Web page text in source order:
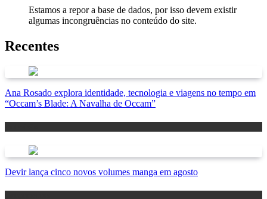
Estamos a repor a base de dados, por isso devem existir
algumas incongruências no conteúdo do site.
Recentes
Ana Rosado explora identidade, tecnologia e viagens no tempo em
“Occam’s Blade: A Navalha de Occam”
Devir lança cinco novos volumes manga em agosto